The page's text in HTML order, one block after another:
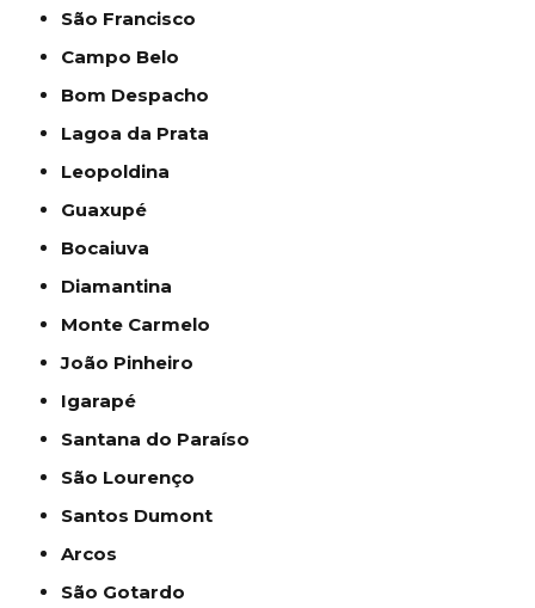
São Francisco
Campo Belo
Bom Despacho
Lagoa da Prata
Leopoldina
Guaxupé
Bocaiuva
Diamantina
Monte Carmelo
João Pinheiro
Igarapé
Santana do Paraíso
São Lourenço
Santos Dumont
Arcos
São Gotardo